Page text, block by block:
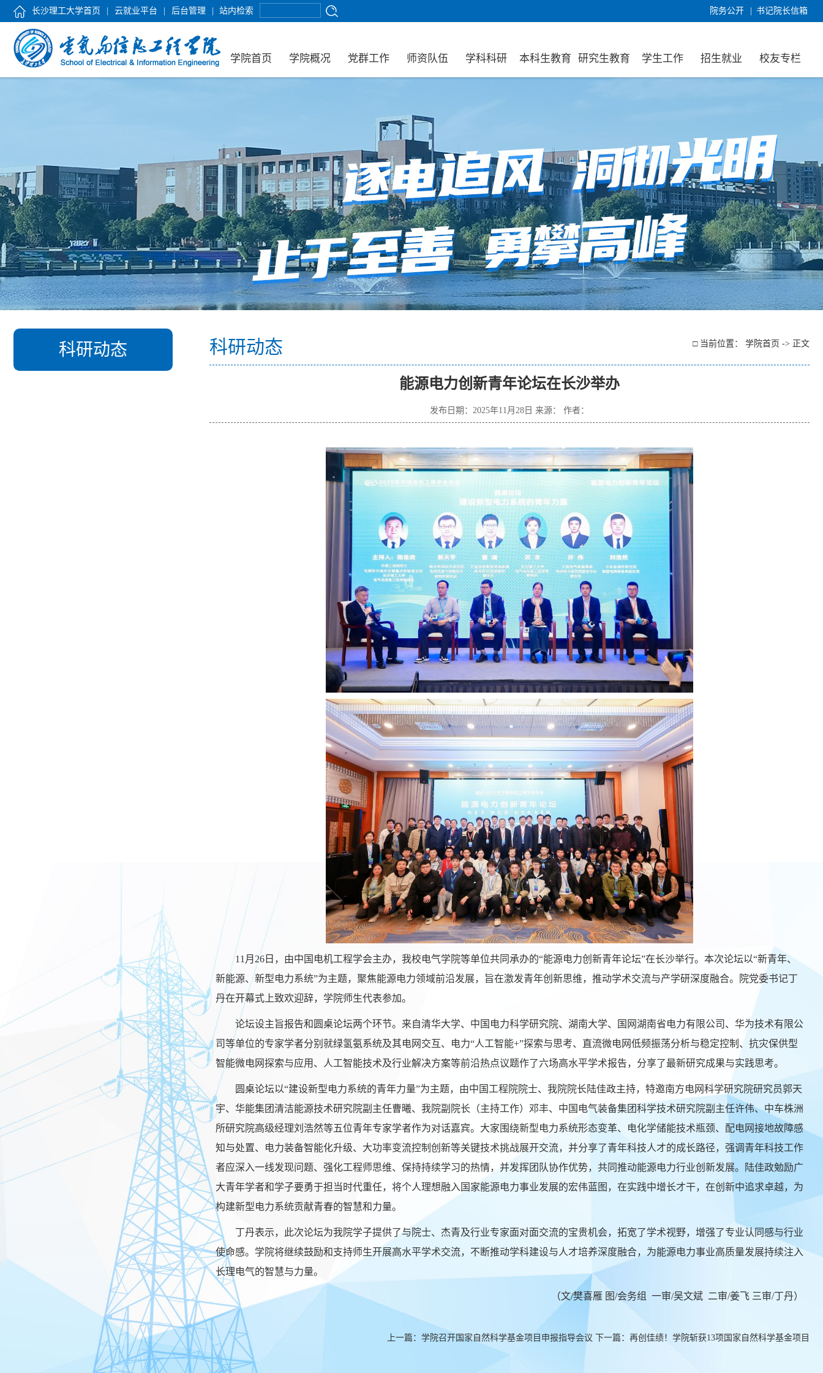
长沙理工大学首页 云就业平台 后台管理 站内检索 院务公开 书记院长信箱
学院首页 学院概况 党群工作 师资队伍 学科科研 本科生教育 研究生教育 学生工作 招生就业 校友专栏
科研动态 科研动态 □ 当前位置： 学院首页 -> 正文
能源电力创新青年论坛在长沙举办
发布日期：2025年11月28日 来源： 作者：
11月26日，由中国电机工程学会主办， 我校电气学院等单位共同 承办的“能源电力创新青年论坛”在长沙举行。本次论坛以“新青年、
新能源、新型电力系统”为主题，聚焦能源电力领域前沿发展，旨在激发青年创新思维，推动学术交流与产学研深度融合。院党委书记丁
丹在开幕式上致欢迎辞， 学院师生代表参加。
论坛设主旨报告和 圆桌论坛两个环节。来自清华大学、中国电力科学研究院、湖南大学、国网湖南省电力有限公司、华为技术有限公
司等单位的专家学者分别就绿氢氨系统及其电网交互、电力“人工智能+”探索与思考、直流微电网低频振荡分析与稳定控制、抗灾保供型
智能微电网探索与应用、人工智能技术及行业解决方案等前沿热点议题作了六场高水平学术报告，分享了最新研究成果与实践思考。
圆桌论坛以“建设新型电力系统的青年力量”为主题，由中国工程院院士、我院院长陆佳政主持， 特邀南方电网科学研究院研究员郭天
宇、华能集团清洁能源技术研究院副主任曹曦、我院副院长 （主持工作） 邓丰、中国电气装备集团科学技术研究院副主任许伟、中车株洲
所研究院高级经理刘浩然等五位青年专家学者作为对话嘉宾。 大家 围绕新型电力系统形态变革、电化学储能技术瓶颈、配电网接地故障感
知与处置、电力装备智能化升级、大功率变流控制创新等关键技术挑战展开交流，并分享了青年科技人才的成长路径，强调青年科技工作
者应深入一线发现问题、强化工程师思维、保持持续学习的热情，并发挥团队协作优势，共同推动能源电力行业创新发展。陆佳政勉励广
大青年学者和学子要勇于担当时代重任，将个人理想融入国家能源电力事业发展的宏伟蓝图，在实践中增长才干，在创新中追求卓越，为
构建新型电力系统贡献青春的智慧和力量。
丁丹表示，
此次论坛为我院学子提供了与院士、杰青及行业专家面对面交流的宝贵机会，拓宽了学术视野，增强了专业认同感与行业
使命感。学院将继续鼓励和支持师生开展高水平学术交流，不断推动学科建设与人才培养深度融合，为能源电力事业高质量发展持续注入
长理电气的智慧与力量。
（文/樊喜雁 图/会务组 一审/吴文斌 二审/姜飞 三审/丁丹）
上一篇： 学院召开国家自然科学基金项目申报指导会议 下一篇： 再创佳绩！学院斩获13项国家自然科学基金项目